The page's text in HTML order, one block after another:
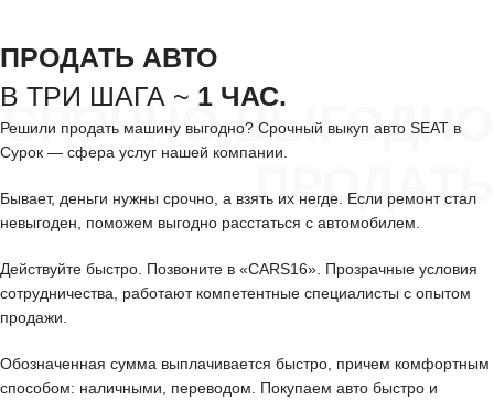
СРОЧНО ВЫГОДНО
ПРОДАТЬ
ПРОДАТЬ АВТО
В ТРИ ШАГА ~ 1 ЧАС.
Решили продать машину выгодно? Срочный выкуп авто SEAT в
Сурок — сфера услуг нашей компании.
Бывает, деньги нужны срочно, а взять их негде. Если ремонт стал
невыгоден, поможем выгодно расстаться с автомобилем.
Действуйте быстро. Позвоните в «CARS16». Прозрачные условия
сотрудничества, работают компетентные специалисты с опытом
продажи.
Обозначенная сумма выплачивается быстро, причем комфортным
способом: наличными, переводом. Покупаем авто быстро и